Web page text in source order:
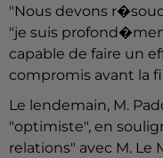
"Nous devons
"je suis
capable de faire un
compromis avant la
Le lendemain, M.
"optimiste", en
relations" avec M.